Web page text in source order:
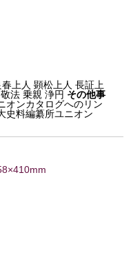
上人 顕松上人 長証上
法 乗親 浄円 その他事
オンカタログへのリン
史料編纂所ユニオン